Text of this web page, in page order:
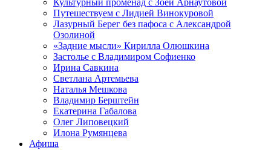
Культурный променад с Зоей Арнаутовой
Путешествуем с Лидией Винокуровой
Лазурный Берег без пафоса с Александрой
Озолиной
«Задние мысли» Кирилла Олюшкина
Застолье с Владимиром Софиенко
Ирина Савкина
Светлана Артемьева
Наталья Мешкова
Владимир Берштейн
Екатерина Габалова
Олег Липовецкий
Илона Румянцева
Афиша